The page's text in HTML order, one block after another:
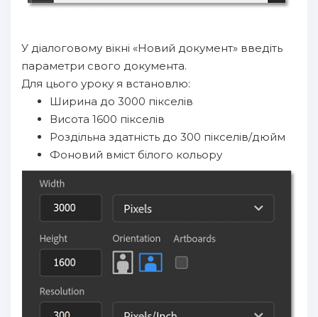
У діалоговому вікні «Новий документ» введіть
параметри свого документа.
Для цього уроку я встановлю:
Ширина до 3000 пікселів
Висота 1600 пікселів
Роздільна здатність до 300 пікселів/дюйм
Фоновий вміст білого кольору